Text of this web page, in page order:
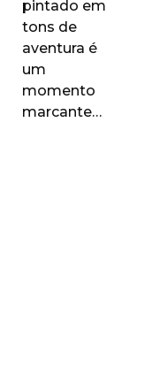
pintado em
tons de
aventura é
um
momento
marcante…